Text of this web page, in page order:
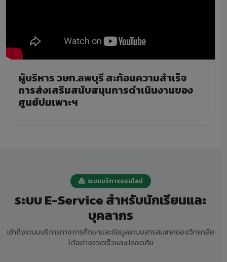
ผู้บริหาร วษท.ลพบุรี สะท้อนความสำเร็จ
การส่งเสริมสนับสนุนการดำเนินงานของ
ศูนย์บ่มเพาะฯ
ระบบบริการออนไลน์
ระบบ E-Service สำหรับนักเรียนและ
บุคลากร
เข้าถึงระบบบริการทางการศึกษาและข้อมูลระบบสารสนเทศของวิทยาลัย
ได้อย่างรวดเร็วและปลอดภัย